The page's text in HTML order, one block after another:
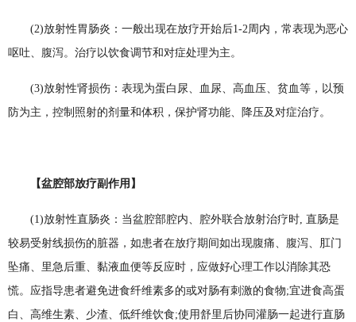
(2)放射性胃肠炎：一般出现在放疗开始后1-2周内，常表现为恶心
呕吐、腹泻。治疗以饮食调节和对症处理为主。
(3)放射性肾损伤：表现为蛋白尿、血尿、高血压、贫血等，以预
防为主，控制照射的剂量和体积，保护肾功能、降压及对症治疗。
【盆腔部放疗副作用】
(1)放射性直肠炎：当盆腔部腔内、腔外联合放射治疗时, 直肠是
较易受射线损伤的脏器，如患者在放疗期间如出现腹痛、腹泻、肛门
坠痛、里急后重、黏液血便等反应时，应做好心理工作以消除其恐
慌。应指导患者避免进食纤维素多的或对肠有刺激的食物;宜进食高蛋
白、高维生素、少渣、低纤维饮食;使用舒里后协同灌肠一起进行直肠